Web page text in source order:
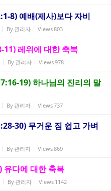
8) 예배(제사)보다 자비
By 관리자 Views803
레위에 대한 축복
By 관리자 Views978
19) 하나님의 진리의 말
By 관리자 Views737
30) 무거운 짐 쉽고 가벼
By 관리자 Views869
유다에 대한 축복
By 관리자 Views 1142